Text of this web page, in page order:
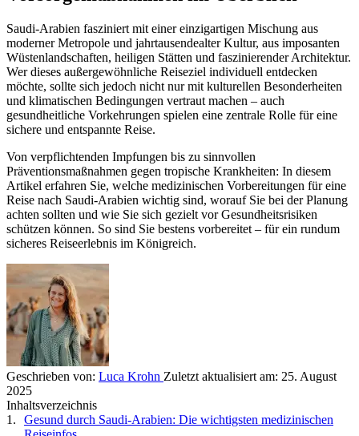
Saudi-Arabien fasziniert mit einer einzigartigen Mischung aus
moderner Metropole und jahrtausendealter Kultur, aus imposanten
Wüstenlandschaften, heiligen Stätten und faszinierender Architektur.
Wer dieses außergewöhnliche Reiseziel individuell entdecken
möchte, sollte sich jedoch nicht nur mit kulturellen Besonderheiten
und klimatischen Bedingungen vertraut machen – auch
gesundheitliche Vorkehrungen spielen eine zentrale Rolle für eine
sichere und entspannte Reise.
Von verpflichtenden Impfungen bis zu sinnvollen
Präventionsmaßnahmen gegen tropische Krankheiten: In diesem
Artikel erfahren Sie, welche medizinischen Vorbereitungen für eine
Reise nach Saudi-Arabien wichtig sind, worauf Sie bei der Planung
achten sollten und wie Sie sich gezielt vor Gesundheitsrisiken
schützen können. So sind Sie bestens vorbereitet – für ein rundum
sicheres Reiseerlebnis im Königreich.
Geschrieben von: Luca Krohn Zuletzt aktualisiert am: 25. August
2025
Inhaltsverzeichnis
Gesund durch Saudi-Arabien: Die wichtigsten medizinischen